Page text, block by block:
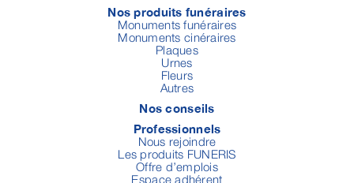
Nos produits funéraires
Monuments funéraires
Monuments cinéraires
Plaques
Urnes
Fleurs
Autres
Nos conseils
Professionnels
Nous rejoindre
Les produits FUNERIS
Offre d’emplois
Espace adhérent